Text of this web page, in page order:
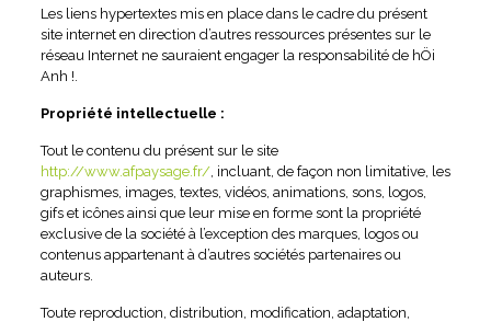
Les liens hypertextes mis en place dans le cadre du présent
site internet en direction d’autres ressources présentes sur le
réseau Internet ne sauraient engager la responsabilité de hÖi
Anh !.
Propriété intellectuelle :
Tout le contenu du présent sur le site
http://www.afpaysage.fr/, incluant, de façon non limitative, les
graphismes, images, textes, vidéos, animations, sons, logos,
gifs et icônes ainsi que leur mise en forme sont la propriété
exclusive de la société à l’exception des marques, logos ou
contenus appartenant à d’autres sociétés partenaires ou
auteurs.
Toute reproduction, distribution, modification, adaptation,